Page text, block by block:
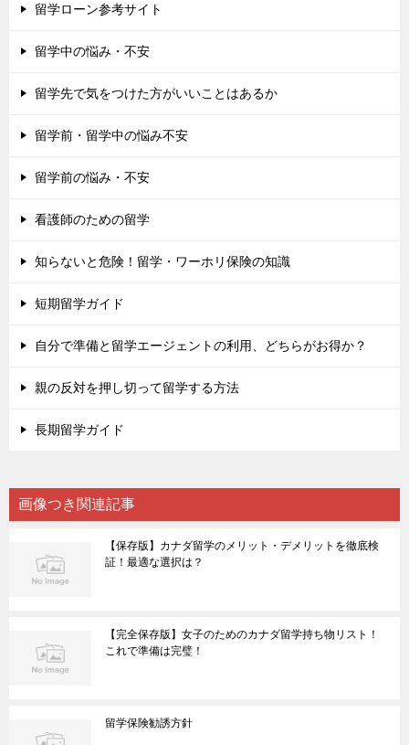
留学ローン参考サイト
留学中の悩み・不安
留学先で気をつけた方がいいことはあるか
留学前・留学中の悩み不安
留学前の悩み・不安
看護師のための留学
知らないと危険！留学・ワーホリ保険の知識
短期留学ガイド
自分で準備と留学エージェントの利用、どちらがお得か？
親の反対を押し切って留学する方法
長期留学ガイド
画像つき関連記事
【保存版】カナダ留学のメリット・デメリットを徹底検
証！最適な選択は？
【完全保存版】女子のためのカナダ留学持ち物リスト！
これで準備は完璧！
留学保険勧誘方針